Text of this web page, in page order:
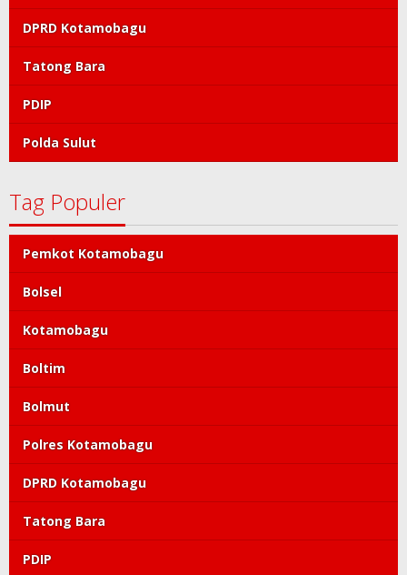
DPRD Kotamobagu
Tatong Bara
PDIP
Polda Sulut
Tag Populer
Pemkot Kotamobagu
Bolsel
Kotamobagu
Boltim
Bolmut
Polres Kotamobagu
DPRD Kotamobagu
Tatong Bara
PDIP